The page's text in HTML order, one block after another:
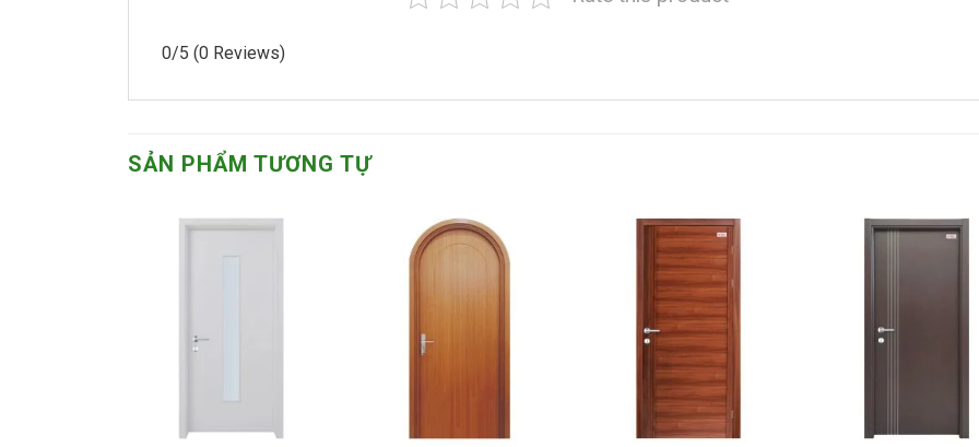
0/5 (0 Reviews)
SẢN PHẨM TƯƠNG TỰ